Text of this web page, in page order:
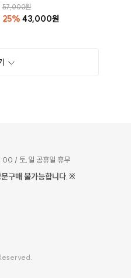
57,000원
25% 43,000원
/ 토,일 공휴일 휴무
구매 불가능합니다.※